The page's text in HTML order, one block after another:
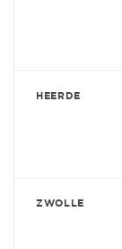
HEERDE
ZWOLLE